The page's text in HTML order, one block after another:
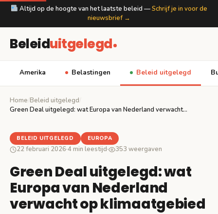
Altijd op de hoogte van het laatste beleid —Schrijf je in voor de
nieuwsbrief →
Beleiduitgelegd
Amerika Belastingen Beleid uitgelegd
Home Beleid uitgelegd
Green Deal uitgelegd: wat Europa van Nederland verwacht…
BELEID UITGELEGD EUROPA
22 februari 2026·4 min leestijd· 353 weergaven
Green Deal uitgelegd: wat
Europa van Nederland
verwacht op klimaatgebied